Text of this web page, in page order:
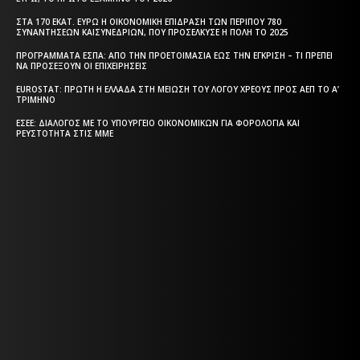
ΣΤΑ 170 ΕΚΑΤ. ΕΥΡΏ Η ΟΙΚΟΝΟΜΙΚΉ ΕΠΊΔΡΑΣΗ ΤΩΝ ΠΕΡΊΠΟΥ 780
ΣΥΝΑΝΤΉΣΕΩΝ ΚΑΙΣΥΝΕΔΡΊΩΝ, ΠΟΥ ΠΡΟΣΈΛΚΥΣΕ Η ΠΌΛΗ ΤΟ 2025
ΠΡΟΓΡΆΜΜΑΤΑ EΣΠΑ: ΑΠΌ ΤΗΝ ΠΡΟΕΤΟΙΜΑΣΊΑ ΈΩΣ ΤΗΝ ΈΓΚΡΙΣΗ – ΤΙ ΠΡΈΠΕΙ
ΝΑ ΠΡΟΣΈΞΟΥΝ ΟΙ ΕΠΙΧΕΙΡΉΣΕΙΣ
EUROSTAT: ΠΡΏΤΗ Η ΕΛΛΆΔΑ ΣΤΗ ΜΕΊΩΣΗ ΤΟΥ ΛΌΓΟΥ ΧΡΈΟΥΣ ΠΡΟΣ ΑΕΠ ΤΟ Α’
ΤΡΊΜΗΝΟ
ΕΣΕΕ: ΔΙΆΛΟΓΟΣ ΜΕ ΤΟ ΥΠΟΥΡΓΕΊΟ ΟΙΚΟΝΟΜΙΚΏΝ ΓΙΑ ΦΟΡΟΛΟΓΊΑ ΚΑΙ
ΡΕΥΣΤΌΤΗΤΑ ΣΤΙΣ ΜΜΕ